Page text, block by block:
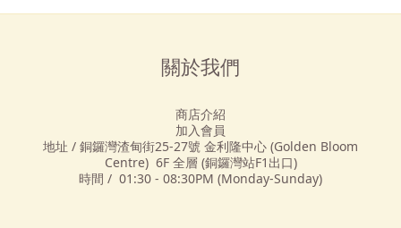
關於我們
商店介紹
加入會員
地址 / 銅鑼灣渣甸街25-27號 金利隆中心 (Golden Bloom
Centre) 6F 全層 (銅鑼灣站F1出口)
時間 / 01:30 - 08:30PM (Monday-Sunday)